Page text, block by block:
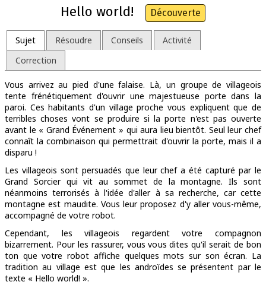
Hello world! Découverte
Sujet Résoudre Conseils
Activité
Correction
Vous arrivez au pied d'une falaise. Là, un groupe de villageois
tente frénétiquement d'ouvrir une majestueuse porte dans la
paroi. Ces habitants d'un village proche vous expliquent que de
terribles choses vont se produire si la porte n'est pas ouverte
avant le « Grand Événement » qui aura lieu bientôt. Seul leur chef
connaît la combinaison qui permettrait d'ouvrir la porte, mais il a
disparu !
Les villageois sont persuadés que leur chef a été capturé par le
Grand Sorcier qui vit au sommet de la montagne. Ils sont
néanmoins terrorisés à l'idée d'aller à sa recherche, car cette
montagne est maudite. Vous leur proposez d'y aller vous-même,
accompagné de votre robot.
Cependant, les villageois regardent votre compagnon
bizarrement. Pour les rassurer, vous vous dites qu'il serait de bon
ton que votre robot affiche quelques mots sur son écran. La
tradition au village est que les androïdes se présentent par le
texte « Hello world! ».